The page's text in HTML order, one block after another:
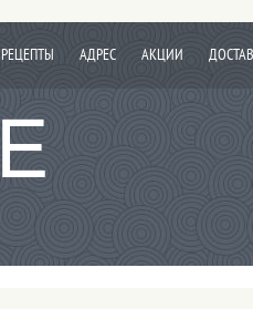
РЕЦЕПТЫ АДРЕС АКЦИИ